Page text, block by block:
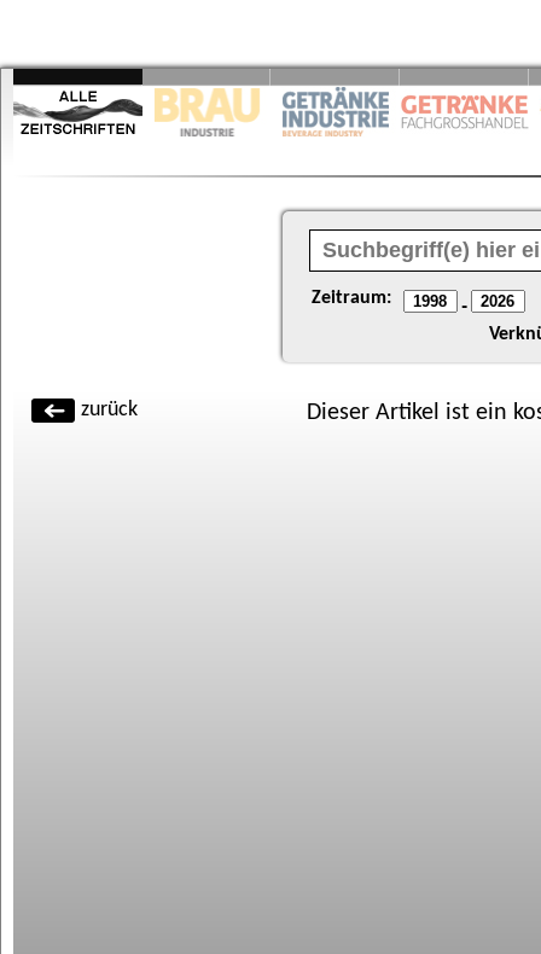
Zeitraum: -
zurück Dieser Artikel ist ein